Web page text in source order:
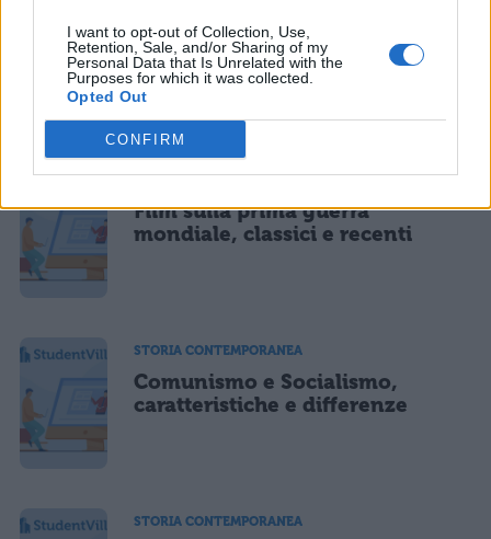
I want to opt-out of Collection, Use,
Retention, Sale, and/or Sharing of my
Personal Data that Is Unrelated with the
Purposes for which it was collected.
Opted Out
CONFIRM
STORIA CONTEMPORANEA
Leggi Razziali Fasciste
STORIA CONTEMPORANEA
Film sulla prima guerra
mondiale, classici e recenti
STORIA CONTEMPORANEA
Comunismo e Socialismo,
caratteristiche e differenze
STORIA CONTEMPORANEA